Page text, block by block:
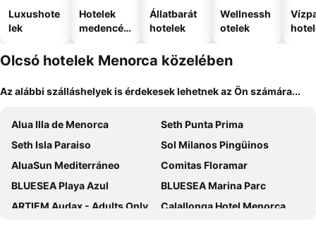
Luxushote
lek
Hotelek
medencév
Állatbarát
hotelek
Wellnessh
otelek
Olcsó hotelek Menorca közelében
Az alábbi szálláshelyek is érdekesek lehetnek az Ön számára...
Alua Illa de Menorca
Seth Punta Prima
Seth Isla Paraiso
Sol Milanos Pingüinos
AluaSun Mediterráneo
Comitas Floramar
BLUESEA Playa Azul
BLUESEA Marina Parc
ARTIEM Audax - Adults Only
Calallonga Hotel Menorca